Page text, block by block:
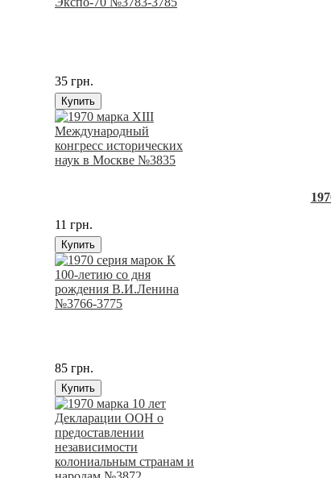
35 грн.
Купить
11 грн.
Купить
85 грн.
Купить